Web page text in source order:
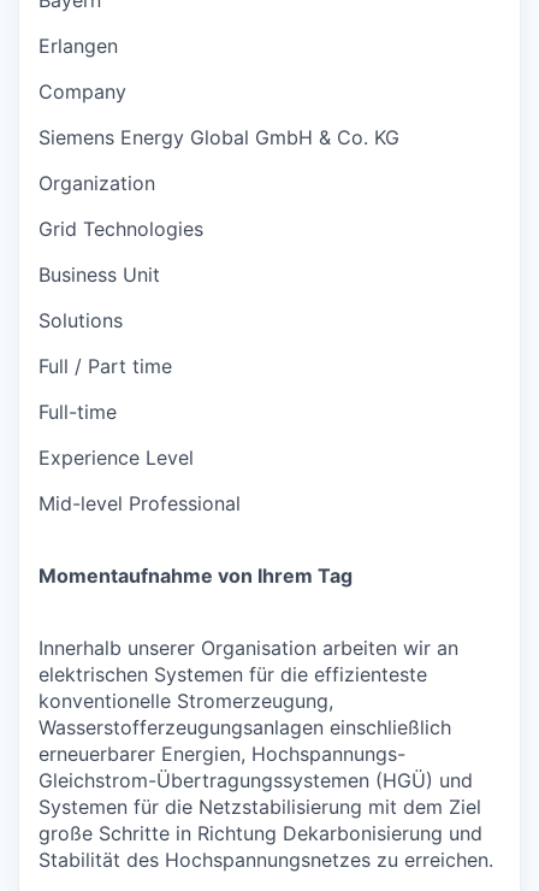
Erlangen
Company
Siemens Energy Global GmbH & Co. KG
Organization
Grid Technologies
Business Unit
Solutions
Full / Part time
Full-time
Experience Level
Mid-level Professional
Momentaufnahme von Ihrem Tag
Innerhalb unserer Organisation arbeiten wir an
elektrischen Systemen für die effizienteste
konventionelle Stromerzeugung,
Wasserstofferzeugungsanlagen einschließlich
erneuerbarer Energien, Hochspannungs-
Gleichstrom-Übertragungssystemen (HGÜ) und
Systemen für die Netzstabilisierung mit dem Ziel
große Schritte in Richtung Dekarbonisierung und
Stabilität des Hochspannungsnetzes zu erreichen.